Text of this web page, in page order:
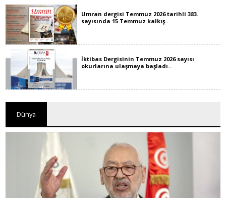
Umran dergisi Temmuz 2026 tarihli 383.
sayısında 15 Temmuz kalkış..
İktibas Dergisinin Temmuz 2026 sayısı
okurlarına ulaşmaya başladı..
Dünya